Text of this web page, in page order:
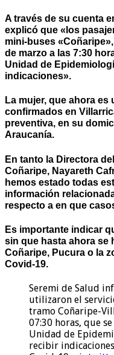
A través de su cuenta
explicó que «los
mini-buses
de marzo a las 7:30
Unidad de
indicaciones».
La mujer, que ahora
confirmados en
preventiva, en su
Araucanía.
En tanto la Directora
Coñaripe, Nayareth
hemos estado todas
información
respecto a en que
Es importante indicar
sin que hasta ahora se
Coñaripe, Pucura o la
Covid-19.
Seremi de Salud
utilizaron el
tramo Coñaripe-
07:30 horas, que
Unidad de
recibir